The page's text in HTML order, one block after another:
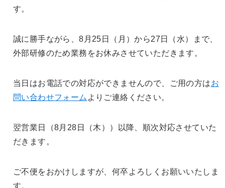
す。
誠に勝手ながら、8月25日（月）から27日（水）まで、
外部研修のため業務をお休みさせていただきます。
当日はお電話での対応ができませんので、ご用の方はお
問い合わせフォーム よりご連絡ください。
翌営業日（8月28日（木））以降、順次対応させていた
だきます。
ご不便をおかけしますが、何卒よろしくお願いいたしま
す。